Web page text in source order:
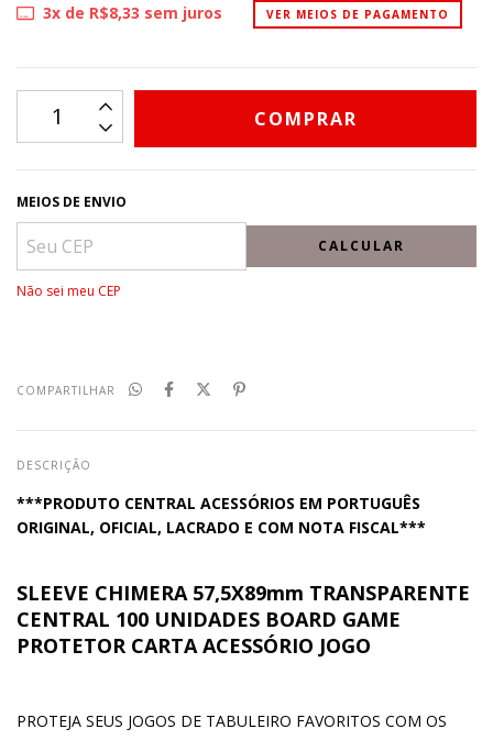
3x de R$8,33 sem juros VER MEIOS DE PAGAMENTO
MEIOS DE ENVIO
CALCULAR
Não sei meu CEP
COMPARTILHAR
DESCRIÇÃO
***PRODUTO CENTRAL ACESSÓRIOS EM PORTUGUÊS
ORIGINAL, OFICIAL, LACRADO E COM NOTA FISCAL***
SLEEVE CHIMERA 57,5X89mm TRANSPARENTE
CENTRAL 100 UNIDADES BOARD GAME
PROTETOR CARTA ACESSÓRIO JOGO
PROTEJA SEUS JOGOS DE TABULEIRO FAVORITOS COM OS